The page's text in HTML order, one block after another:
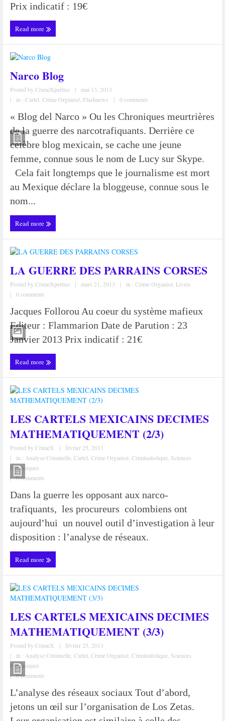
Prix indicatif : 19€
Read more
Narco Blog
Posted byCrimeXpertise |
mai 13, 2013
|
in :Cartel,Crime Organisé, Flashnews | 0 comments
« Blog del Narco » Ou les Chroniques meurtrières
de la guerre des narcotrafiquants. Derrière ce
célèbre blog mexicain, se cache une jeune
femme, connue sous le nom de Lucy sur Skype.
Cela fait longtemps que le journalisme est mort
au Mexique déclare la bloggeuse, connue sous le
nom...
Read more
LA GUERRE DES PARRAINS CORSES
Posted byCrimeXpertise | mars 21, 2013 | in :Crime Organisé, Livres
|
0 comments
Jacques Follorou Au coeur du système mafieux
Editeur : Flammarion Date de Parution : 23
Janvier 2013 Prix indicatif : 21€
Read more
LES CARTELS MEXICAINS DECIMES
MATHEMATIQUEMENT (2/3)
Posted byCrimeX |
février 25, 2013
|
in : Analyse Criminelle,Cartel,Crime Organisé,Criminalistique, Sciences
Forensiques
|
0 comments
Dans la guerre les opposant aux narco-
trafiquants, les procureurs colombiens ont
aujourd’hui un nouvel outil d’investigation à leur
disposition : l’analyse de réseaux.
Read more
LES CARTELS MEXICAINS DECIMES
MATHEMATIQUEMENT (3/3)
Posted byCrimeX |
février 25, 2013
|
in : Analyse Criminelle,Cartel,Crime Organisé,Criminalistique, Sciences
Forensiques
|
0 comments
L’analyse des réseaux sociaux Tout d’abord,
jetons un œil sur l’organisation de Los Zetas.